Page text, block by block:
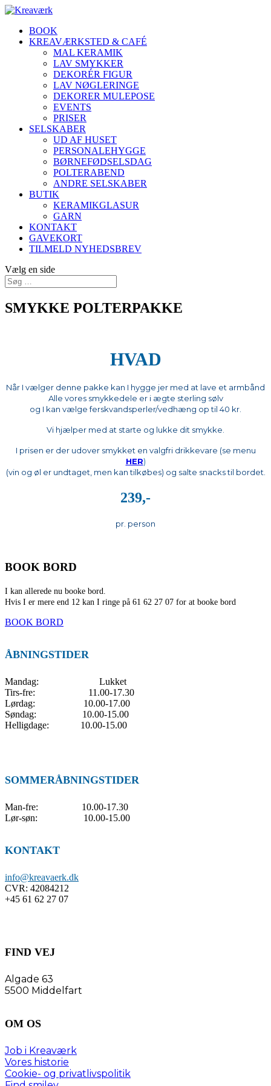
BOOK
KREAVÆRKSTED & CAFÉ
MAL KERAMIK
LAV SMYKKER
DEKORÉR FIGUR
LAV NØGLERINGE
DEKORER MULEPOSE
EVENTS
PRISER
SELSKABER
UD AF HUSET
PERSONALEHYGGE
BØRNEFØDSELSDAG
POLTERABEND
ANDRE SELSKABER
BUTIK
KERAMIKGLASUR
GARN
KONTAKT
GAVEKORT
TILMELD NYHEDSBREV
Vælg en side
SMYKKE POLTERPAKKE
HVAD
Når I vælger denne pakke kan I hygge jer med at lave et armbånd
Alle vores smykkedele er i ægte sterling sølv
og I kan vælge ferskvandsperler/vedhæng op til 40 kr.
Vi hjælper med at starte og lukke dit smykke.
I prisen er der udover smykket en valgfri drikkevare (se menu
HER)
(vin og øl er undtaget, men kan tilkøbes) og salte snacks til bordet.
239,-
pr. person
BOOK BORD
I kan allerede nu booke bord.
Hvis I er mere end 12 kan I ringe på 61 62 27 07 for at booke bord
BOOK BORD
ÅBNINGSTIDER
Mandag: Lukket
Tirs-fre: 11.00-17.30
Lørdag: 10.00-17.00
Søndag: 10.00-15.00
Helligdage: 10.00-15.00
SOMMERÅBNINGSTIDER
Man-fre: 10.00-17.30
Lør-søn: 10.00-15.00
KONTAKT
info@kreavaerk.dk
CVR: 42084212
+45 61 62 27 07
FIND VEJ
Algade 63
5500 Middelfart
OM OS
Job i Kreaværk
Vores historie
Cookie- og privatlivspolitik